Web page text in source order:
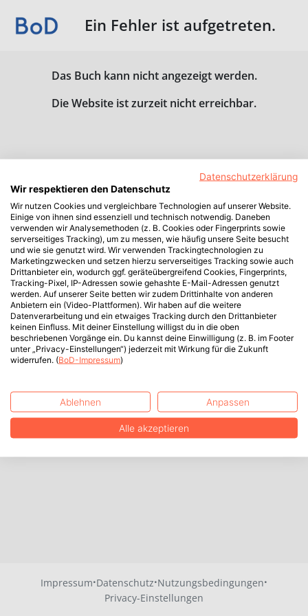
Ein Fehler ist aufgetreten.
Das Buch kann nicht angezeigt werden.
Die Website ist zurzeit nicht erreichbar.
Impressum·Datenschutz·Nutzungsbedingungen·
Privacy-Einstellungen
Datenschutzerklärung
Wir respektieren den Datenschutz
Wir nutzen Cookies und vergleichbare Technologien auf unserer Website.
Einige von ihnen sind essenziell und technisch notwendig. Daneben
verwenden wir Analysemethoden (z. B. Cookies oder Fingerprints sowie
serverseitiges Tracking), um zu messen, wie häufig unsere Seite besucht
und wie sie genutzt wird. Wir verwenden Trackingtechnologien zu
Marketingzwecken und setzen hierzu serverseitiges Tracking sowie auch
Drittanbieter ein, wodurch ggf. geräteübergreifend Cookies, Fingerprints,
Tracking-Pixel, IP-Adressen sowie gehashte E-Mail-Adressen genutzt
werden. Auf unserer Seite betten wir zudem Drittinhalte von anderen
Anbietern ein (Video-Plattformen). Wir haben auf die weitere
Datenverarbeitung und ein etwaiges Tracking durch den Drittanbieter
keinen Einfluss. Mit deiner Einstellung willigst du in die oben
beschriebenen Vorgänge ein. Du kannst deine Einwilligung (z. B. im Footer
unter „Privacy-Einstellungen“) jederzeit mit Wirkung für die Zukunft
widerrufen. (BoD-Impressum)
Ablehnen Anpassen
Alle akzeptieren